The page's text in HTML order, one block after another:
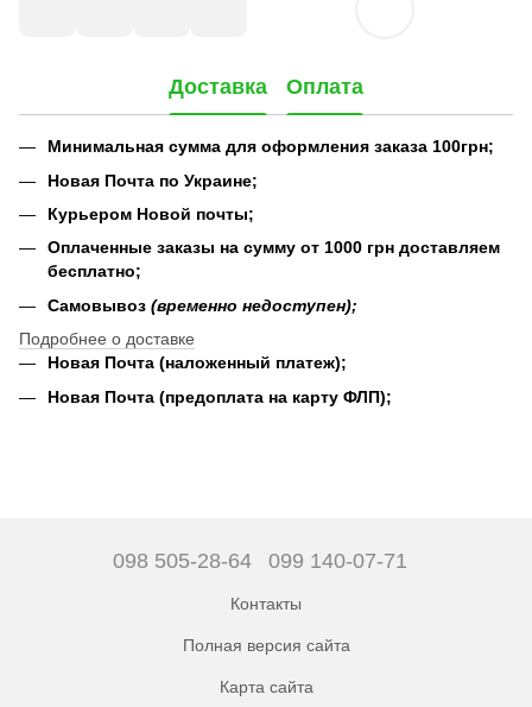
Доставка Оплата
Минимальная сумма для оформления заказа 100грн;
Новая Почта по Украине;
Курьером Новой почты;
Оплаченные заказы на сумму от 1000 грн доставляем
бесплатно;
Самовывоз (временно недоступен);
Подробнее о доставке
Новая Почта (наложенный платеж);
Новая Почта (предоплата на карту ФЛП);
098 505-28-64 099 140-07-71
Контакты
Полная версия сайта
Карта сайта